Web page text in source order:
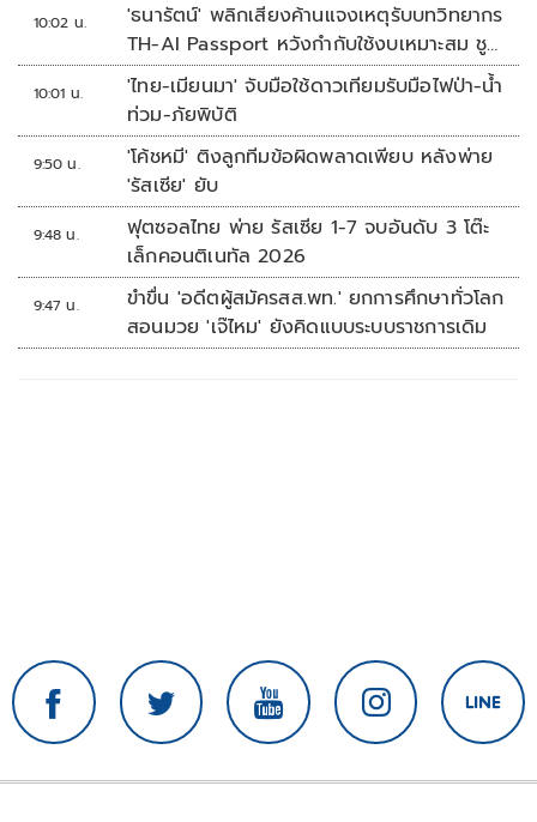
10:02 น.
'ธนารัตน์' พลิกเสียงค้านแจงเหตุรับบทวิทยากร
TH-AI Passport หวังกำกับใช้งบเหมาะสม ชู
จุดเด่นคนไทยได้ใช้ AI ระดับโปร ลดเหลื่อมล้ำ
ทางเทคโนโลยี เซฟงบไปกว่า900ล้าน เชื่อหาก
ใช้เต็มที่เอกชนขาดทุนย่อยยับ
10:01 น.
'ไทย-เมียนมา' จับมือใช้ดาวเทียมรับมือไฟป่า-น้ำ
ท่วม-ภัยพิบัติ
9:50 น.
'โค้ชหมี' ติงลูกทีมข้อผิดพลาดเพียบ หลังพ่าย
'รัสเซีย' ยับ
9:48 น.
ฟุตซอลไทย พ่าย รัสเซีย 1-7 จบอันดับ 3 โต๊ะ
เล็กคอนติเนทัล 2026
9:47 น.
ขำขื่น 'อดีตผู้สมัครสส.พท.' ยกการศึกษาทั่วโลก
สอนมวย 'เจ๊ไหม' ยังคิดแบบระบบราชการเดิม